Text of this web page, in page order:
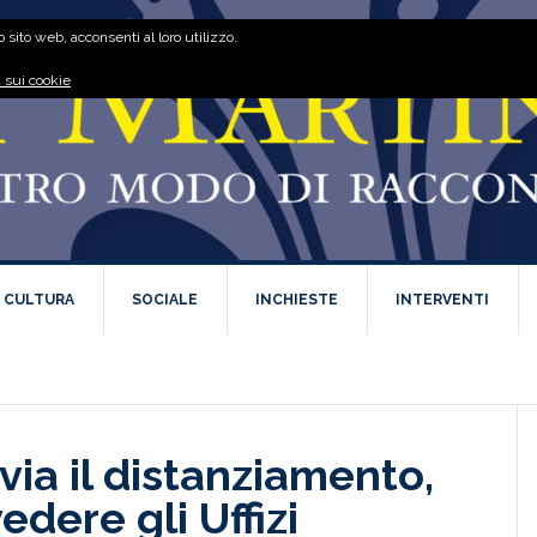
CULTURA SOCIALE INCHIESTE INTERVENTI
il distanziamento,
gli Uffizi
web, acconsenti al loro utilizzo.
sui cookie